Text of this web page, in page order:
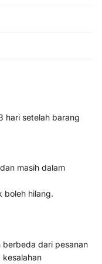
hari setelah barang
masih dalam
boleh hilang.
berbeda dari pesanan